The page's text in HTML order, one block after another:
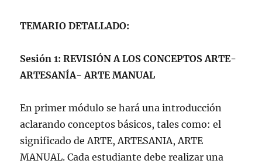
TEMARIO DETALLADO:
Sesión 1: REVISIÓN A LOS CONCEPTOS ARTE-
ARTESANÍA- ARTE MANUAL
En primer módulo se hará una introducción
aclarando conceptos básicos, tales como: el
significado de ARTE, ARTESANIA, ARTE
MANUAL. Cada estudiante debe realizar una